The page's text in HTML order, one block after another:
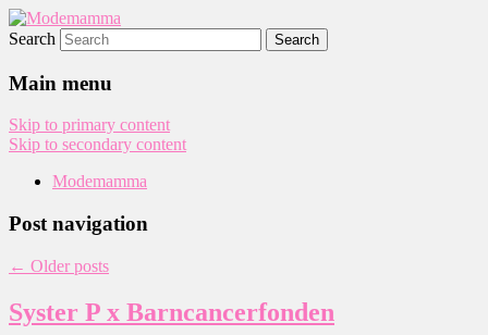
Modemamma
Search
Main menu
Skip to primary content
Skip to secondary content
Modemamma
Post navigation
← Older posts
Syster P x Barncancerfonden